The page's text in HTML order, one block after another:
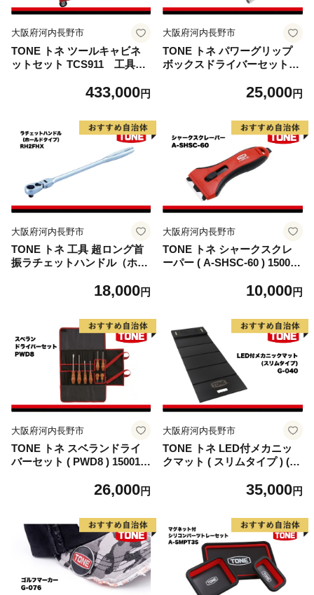
大阪府河内長野市
TONE トネ ツールキャビネ
ットセット TCS911 工具
1｜工具 整備士 自動車 バイ
433,000円
大阪府河内長野市
TONE トネ パワーグリップ
ボックスドライバーセット
L )15001-40000437｜ 工具 整
25,000円
大阪府河内長野市
TONE トネ 工具 超ロング首
振ラチェットハンドル（ホー
具 整備士 自動車 バイク DIY
18,000円
大阪府河内長野市
TONE トネ シャークスクレ
ーパー ( A-SHSC-60 ) 15001-
動車 バイク DIY メンテナン
10,000円
大阪府河内長野市
TONE トネ スベランドライ
バーセット ( PWD8 ) 15001-4
バイク DIY メンテナンス
26,000円
大阪府河内長野市
TONE トネ LED付メカニッ
クマット ( スリムタイプ ) ( G
具 整備士 自動車 バイク DIY
35,000円